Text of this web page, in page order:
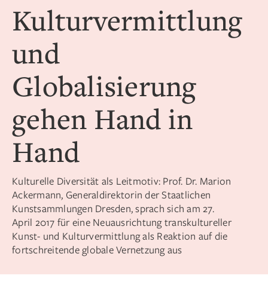
Kulturvermittlung
und
Globalisierung
gehen Hand in
Hand
Kulturelle Diversität als Leitmotiv: Prof. Dr. Marion
Ackermann, Generaldirektorin der Staatlichen
Kunstsammlungen Dresden, sprach sich am 27.
April 2017 für eine Neuausrichtung transkultureller
Kunst- und Kulturvermittlung als Reaktion auf die
fortschreitende globale Vernetzung aus